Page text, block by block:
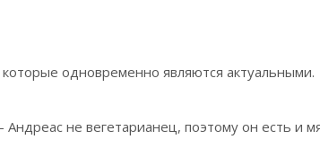
одновременно являются актуальными.
не вегетарианец, поэтому он есть и